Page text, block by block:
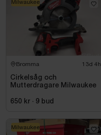
Bromma 13d 4h
Cirkelsåg och
Mutterdragare Milwaukee
650 kr · 9 bud
Milwaukee
Milwaukee